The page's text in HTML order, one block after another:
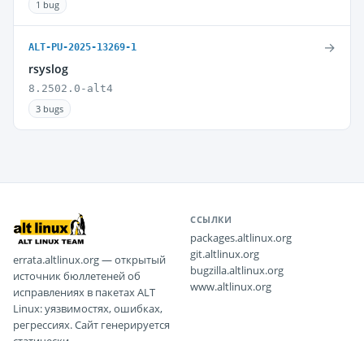
1 bug
ALT-PU-2025-13269-1
rsyslog
8.2502.0-alt4
3 bugs
→
errata.altlinux.org — открытый
источник бюллетеней об
исправлениях в пакетах ALT
Linux: уязвимостях, ошибках,
регрессиях. Сайт генерируется
ССЫЛКИ
packages.altlinux.org
git.altlinux.org
bugzilla.altlinux.org
www.altlinux.org